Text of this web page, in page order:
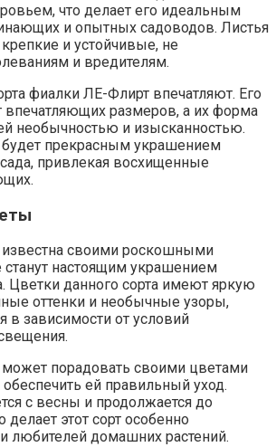
что делает его идеальным
и опытных садоводов. Листья
и устойчивые, не
и вредителям.
фиалки ЛЕ-Флирт впечатляют. Его
впечатляющих размеров, а их форма
необычностью и изысканностью.
прекрасным украшением
привлекая восхищенные
своими роскошными
настоящим украшением
Цветки данного сорта имеют яркую
оттенки и необычные узоры,
в зависимости от условий
порадовать своими цветами
ей правильный уход.
с весны и продолжается до
делает этот сорт особенно
любителей домашних растений.